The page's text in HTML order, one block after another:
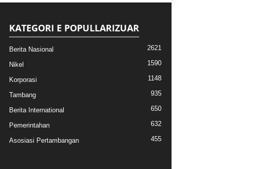
KATEGORI E POPULLARIZUAR
Berita Nasional 2621
Nikel 1590
Korporasi 1148
Tambang 935
Berita International 650
Pemerintahan 632
Asosiasi Pertambangan 455